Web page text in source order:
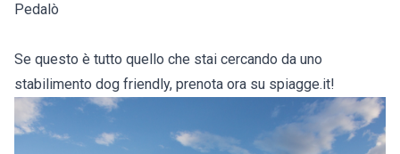
Pedalò
Se questo è tutto quello che stai cercando da uno
stabilimento dog friendly, prenota ora su spiagge.it!